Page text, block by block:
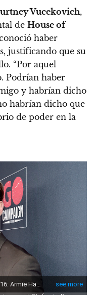
Vucekovich,
de House of
haber
justificando que su
“Por aquel
Podrían haber
y habrían dicho
habrían dicho que
de poder en la